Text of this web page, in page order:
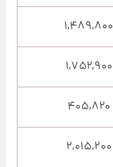
۱,۴۸۹,۸۰۰
۱,۷۵۲,۹۰۰
۴۰۵,۸۲۰
۲,۰۱۵,۲۰۰